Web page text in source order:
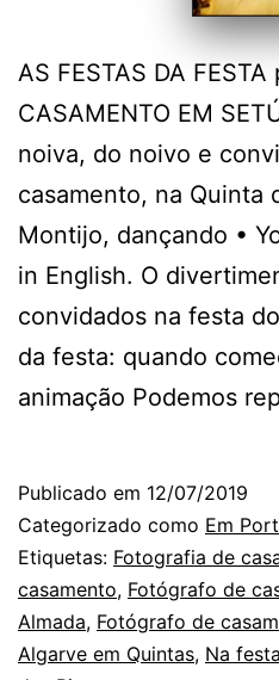
AS FESTAS DA
CASAMENTO EM
noiva, do noivo e
casamento, na Quinta
Montijo, dançando •
in English. O
convidados na festa
da festa: quando
animação Podemos
Publicado em 12/07/2019
Categorizado como Em
Etiquetas: Fotografia de
casamento, Fotógrafo de
Almada, Fotógrafo de
Algarve em Quintas, Na